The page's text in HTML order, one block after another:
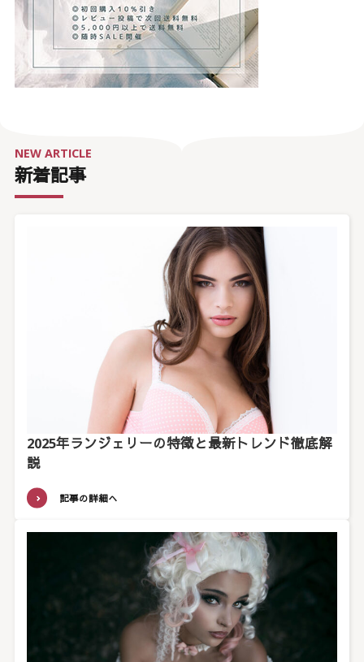
新着記事
NEW ARTICLE
2025年ランジェリーの特徴と最新トレンド徹底解
説
記事の詳細へ